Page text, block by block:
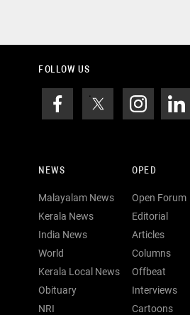
FOLLOW US
NEWS
Malayalam News
Kerala News
India News
World
Kerala Local News
Obituary
NRI
OPED
Open Forum
Editorial
Articles
Columns
Offbeat
Interviews
Cartoons